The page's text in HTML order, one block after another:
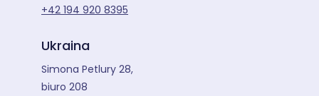
+42 194 920 8395
Ukraina
Simona Petlury 28,
biuro 208